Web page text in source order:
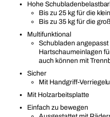
Hohe
Bis zu 25 kg für die
Bis zu 35 kg für die
Multifunktional
Schubladen angepasst
Hartschaumeinlagen
auch können mit
Sicher
Mit Handgriff-
Mit Holzarbeitsplatte
Einfach zu bewegen